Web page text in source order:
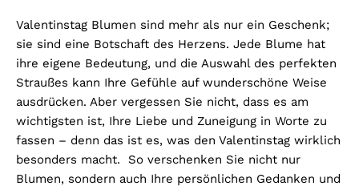
Valentinstag Blumen sind mehr als nur ein Geschenk;
sie sind eine Botschaft des Herzens. Jede Blume hat
ihre eigene Bedeutung, und die Auswahl des perfekten
Straußes kann Ihre Gefühle auf wunderschöne Weise
ausdrücken. Aber vergessen Sie nicht, dass es am
wichtigsten ist, Ihre Liebe und Zuneigung in Worte zu
fassen – denn das ist es, was den Valentinstag wirklich
besonders macht. So verschenken Sie nicht nur
Blumen, sondern auch Ihre persönlichen Gedanken und